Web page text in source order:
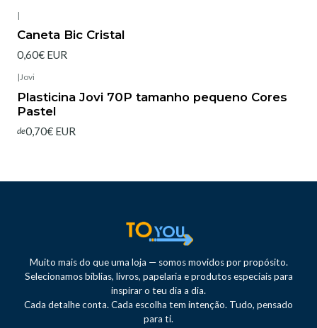
|
Caneta Bic Cristal
0,60€ EUR
|Jovi
Plasticina Jovi 70P tamanho pequeno Cores
Pastel
de0,70€ EUR
Muito mais do que uma loja — somos movidos por propósito.
Selecionamos bíblias, livros, papelaria e produtos especiais para
inspirar o teu dia a dia.
Cada detalhe conta. Cada escolha tem intenção. Tudo, pensado
para ti.